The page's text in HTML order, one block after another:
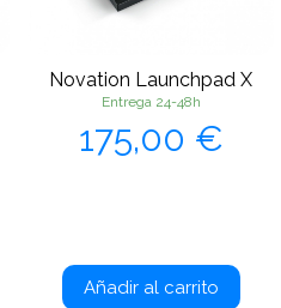
Novation Launchpad X
Entrega 24-48h
Precio
175,00 €
Añadir al carrito